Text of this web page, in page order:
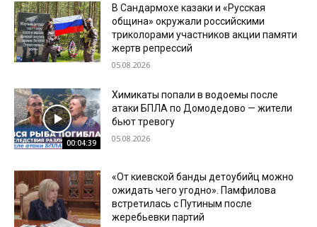
В Сандармохе казаки и «Русская
община» окружали российскими
триколорами участников акции памяти
жертв репрессий
05.08.2026
00:04:39
Химикаты попали в водоемы после
атаки БПЛА по Домодедово — жители
бьют тревогу
05.08.2026
«От киевской банды детоубийц можно
ожидать чего угодно». Памфилова
встретилась с Путиным после
жеребьевки партий